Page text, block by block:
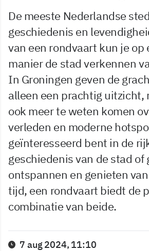
De meeste Nederlandse
geschiedenis en
van een rondvaart kun je op
manier de stad verkennen
In Groningen geven de
alleen een prachtig uitzicht,
ook meer te weten komen
verleden en moderne
geïnteresseerd bent in de
geschiedenis van de stad of
ontspannen en genieten
tijd, een rondvaart biedt de
combinatie van beide.
7 aug 2024, 11:10